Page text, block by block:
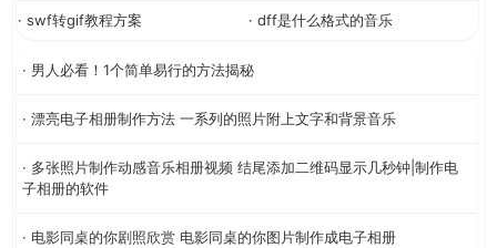
· swf转gif教程方案 · dff是什么格式的音乐
· 男人必看！1个简单易行的方法揭秘
· 漂亮电子相册制作方法 一系列的照片附上文字和背景音乐
· 多张照片制作动感音乐相册视频 结尾添加二维码显示几秒钟|制作电
子相册的软件
· 电影同桌的你剧照欣赏 电影同桌的你图片制作成电子相册